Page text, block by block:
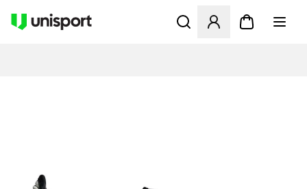
Öffnet ein Fenster zum